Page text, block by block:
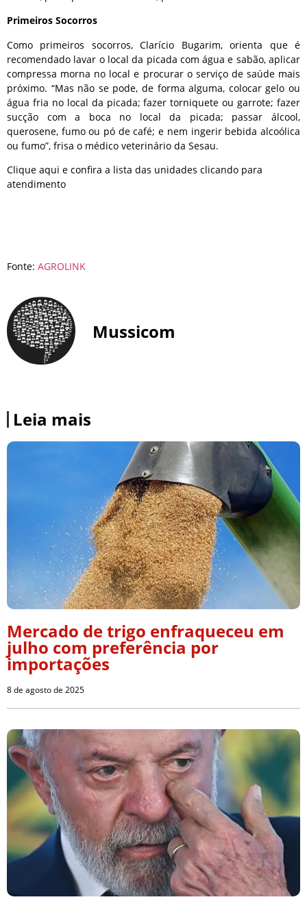
Primeiros Socorros
Como primeiros socorros, Clarício Bugarim, orienta que é
recomendado lavar o local da picada com água e sabão, aplicar
compressa morna no local e procurar o serviço de saúde mais
próximo. “Mas não se pode, de forma alguma, colocar gelo ou
água fria no local da picada; fazer torniquete ou garrote; fazer
sucção com a boca no local da picada; passar álcool,
querosene, fumo ou pó de café; e nem ingerir bebida alcoólica
ou fumo”, frisa o médico veterinário da Sesau.
Clique aqui e confira a lista das unidades clicando para
atendimento
Fonte: AGROLINK
Mussicom
Leia mais
Mercado de trigo enfraqueceu em
julho com preferência por
importações
8 de agosto de 2025